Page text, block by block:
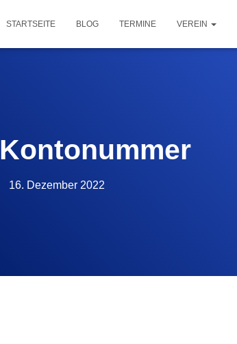
STARTSEITE BLOG TERMINE VEREIN
16. Dezember 2022